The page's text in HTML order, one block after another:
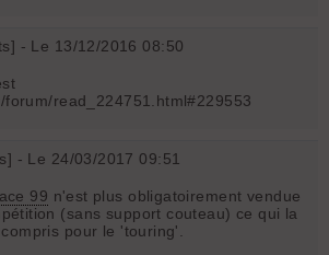
- Le 13/12/2016 08:50
forum/read_224751.html#229553
- Le 24/03/2017 09:51
99 n'est plus obligatoirement vendue
(sans support couteau) ce qui la
pour le 'touring'.